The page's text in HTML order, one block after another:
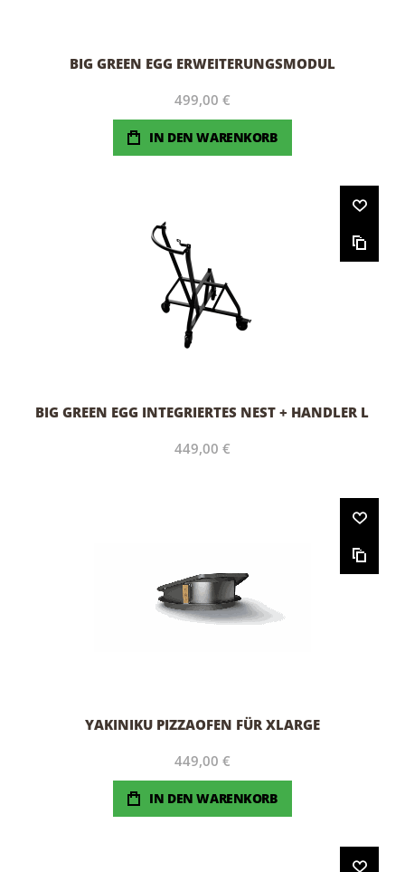
BIG GREEN EGG ERWEITERUNGSMODUL
499,00 €
IN DEN WARENKORB
BIG GREEN EGG INTEGRIERTES NEST + HANDLER L
449,00 €
YAKINIKU PIZZAOFEN FÜR XLARGE
449,00 €
IN DEN WARENKORB